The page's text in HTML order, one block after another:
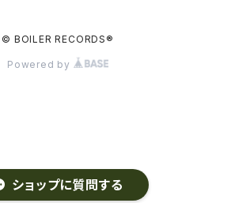
ショップに質問する
© BOILER RECORDS®
Powered by